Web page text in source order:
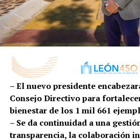
nacional en innovación industrial,
proveeduría cada vez más
preparada para conquistar nuevos
“En la administración pública
municipal, Ale Gutiérrez,
el centro de las decisiones; es
transformamos la atención de
una tarea social a una política
comentó.
Por su parte, la secretaria ejecutiva
Alina Hernández, subrayó que
adecuados para la lactancia es una
compartida entre gobierno,
– El nuevo presidente
Consejo Directivo para
bienestar de los 1 mil 661
– Se da continuidad a una
transparencia, la colaboración